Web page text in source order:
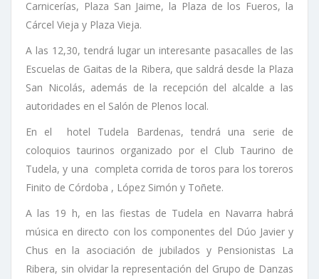
Carnicerías, Plaza San Jaime, la Plaza de los Fueros, la
Cárcel Vieja y Plaza Vieja.
A las 12,30, tendrá lugar un interesante pasacalles de las
Escuelas de Gaitas de la Ribera, que saldrá desde la Plaza
San Nicolás, además de la recepción del alcalde a las
autoridades en el Salón de Plenos local.
En el hotel Tudela Bardenas, tendrá una serie de
coloquios taurinos organizado por el Club Taurino de
Tudela, y una completa corrida de toros para los toreros
Finito de Córdoba , López Simón y Toñete.
A las 19 h, en las fiestas de Tudela en Navarra habrá
música en directo con los componentes del Dúo Javier y
Chus en la asociación de jubilados y Pensionistas La
Ribera, sin olvidar la representación del Grupo de Danzas